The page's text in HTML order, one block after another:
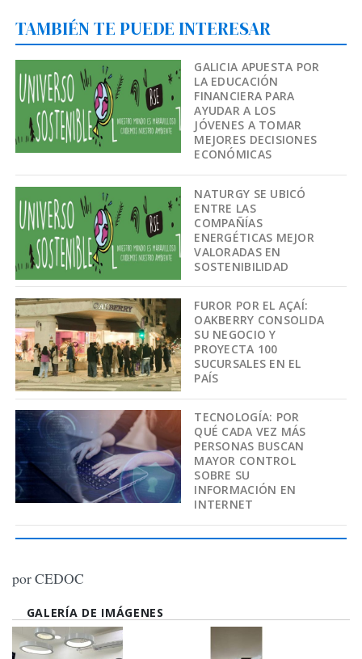
TAMBIÉN TE PUEDE INTERESAR
GALICIA APUESTA POR
LA EDUCACIÓN
FINANCIERA PARA
AYUDAR A LOS
JÓVENES A TOMAR
MEJORES DECISIONES
ECONÓMICAS
NATURGY SE UBICÓ
ENTRE LAS
COMPAÑÍAS
ENERGÉTICAS MEJOR
VALORADAS EN
SOSTENIBILIDAD
FUROR POR EL AÇAÍ:
OAKBERRY CONSOLIDA
SU NEGOCIO Y
PROYECTA 100
SUCURSALES EN EL
PAÍS
TECNOLOGÍA: POR
QUÉ CADA VEZ MÁS
PERSONAS BUSCAN
MAYOR CONTROL
SOBRE SU
INFORMACIÓN EN
INTERNET
por CEDOC
GALERÍA DE IMÁGENES